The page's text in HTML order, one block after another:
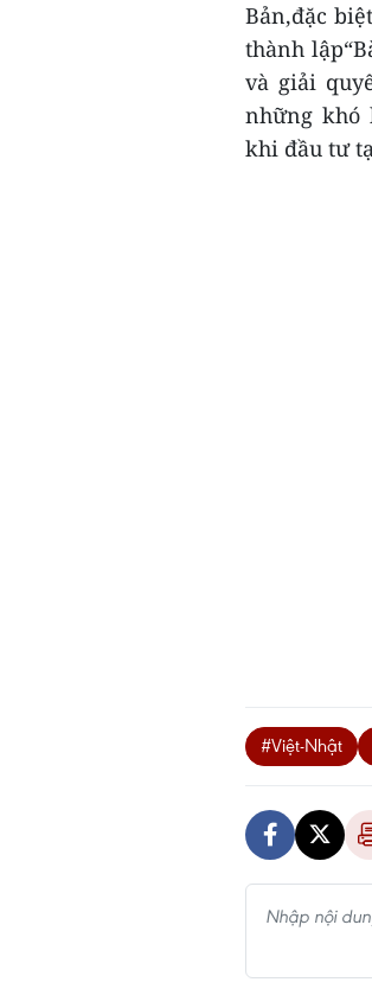
Bản,đặc
thành
và giải
những khó
khi đầu tư
#Việt-Nhật